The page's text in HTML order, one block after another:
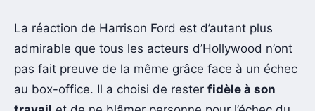
La réaction de Harrison Ford est d’autant plus
admirable que tous les acteurs d’Hollywood n’ont
pas fait preuve de la même grâce face à un échec
au box-office. Il a choisi de rester fidèle à son